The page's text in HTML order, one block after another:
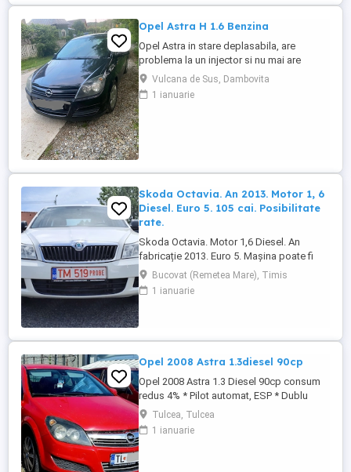
Opel Astra H 1.6 Benzina
Opel Astra in stare deplasabila, are
problema la un injector si nu mai are
putere dar se poate deplasa, pretul este
negociabil la fata locului, masina are si
instalație Gpl omologată.
Vulcana de Sus, Dambovita
1 ianuarie
Skoda Octavia. An 2013. Motor 1, 6
Diesel. Euro 5. 105 cai. Posibilitate
rate.
Skoda Octavia. Motor 1,6 Diesel. An
fabricație 2013. Euro 5. Mașina poate fi
achiziționată și în rate. Tel : 0729927037.
Dotări: Aer condiționat. Geamuri electrice.
Oglinzi electrice. Radio CD. Închidere
Bucovat (Remetea Mare), Timis
1 ianuarie
Opel 2008 Astra 1.3diesel 90cp
Opel 2008 Astra 1.3 Diesel 90cp consum
redus 4% * Pilot automat, ESP * Dublu
Climatronic * Geamuri electrice * Oglinzile
electrice * Servodirectie, ABS * Radio CD
original * Computer de bord * Senzori de
Tulcea, Tulcea
1 ianuarie